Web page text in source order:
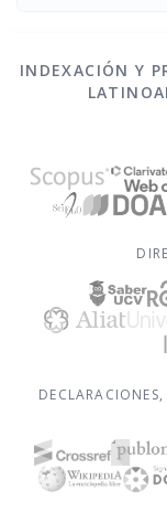
INDEXACIÓN Y